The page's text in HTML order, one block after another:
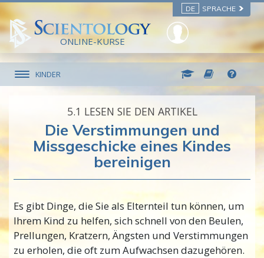
DE SPRACHE
ONLINE-KURSE
KINDER
5.‎1 LESEN SIE DEN ARTIKEL
Die Verstimmungen und
Missgeschicke eines Kindes
bereinigen
Es gibt Dinge, die Sie als Elternteil tun können, um
Ihrem Kind zu helfen, sich schnell von den Beulen,
Prellungen, Kratzern, Ängsten und Verstimmungen
zu erholen, die oft zum Aufwachsen dazugehören.